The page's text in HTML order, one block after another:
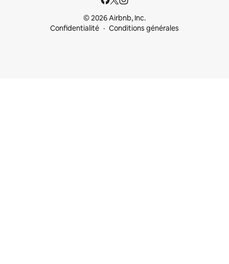
© 2026 Airbnb, Inc.
Confidentialité
Conditions générales